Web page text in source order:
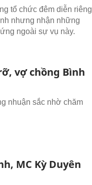
tổ chức đêm diễn riêng
nhưng nhận những
ngoài sự vụ này.
vợ chồng Bình
nhuận sắc nhờ chăm
MC Kỳ Duyên